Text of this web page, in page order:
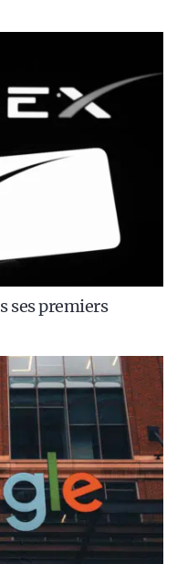
ses premiers